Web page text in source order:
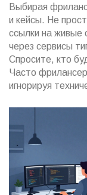
Выбирая
и кейсы. Не
ссылки на живые
через сервисы
Спросите, кто
Часто
игнорируя